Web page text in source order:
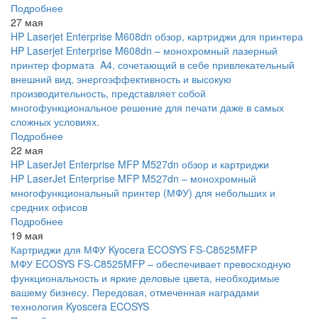
Подробнее
27 мая
HP Laserjet Enterprise M608dn обзор, картриджи для принтера
HP Laserjet Enterprise M608dn – монохромный лазерный
принтер формата A4, сочетающий в себе привлекательный
внешний вид, энергоэффективность и высокую
производительность, представляет собой
многофункциональное решение для печати даже в самых
сложных условиях.
Подробнее
22 мая
HP LaserJet Enterprise MFP M527dn обзор и картриджи
HP LaserJet Enterprise MFP M527dn – монохромный
многофункциональный принтер (МФУ) для небольших и
средних офисов
Подробнее
19 мая
Картриджи для МФУ Kyocera ECOSYS FS-C8525MFP
МФУ ECOSYS FS-C8525MFP – обеспечивает превосходную
функциональность и яркие деловые цвета, необходимые
вашему бизнесу. Передовая, отмеченная наградами
технология Kyoscera ECOSYS